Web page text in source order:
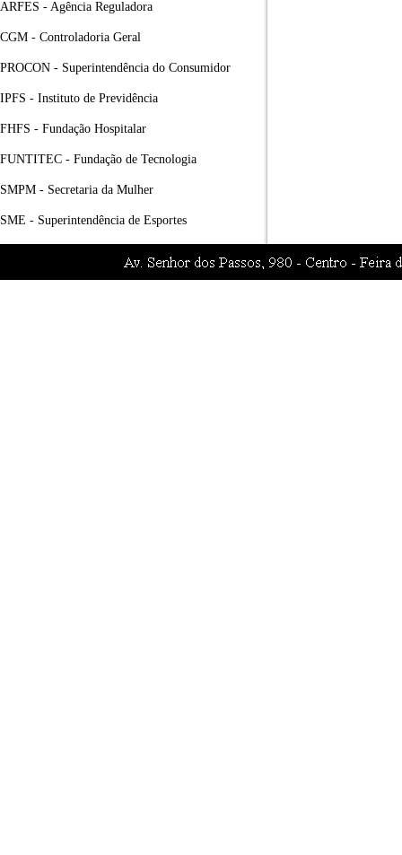
ARFES - Agência Reguladora
CGM - Controladoria Geral
PROCON - Superintendência do Consumidor
IPFS - Instituto de Previdência
FHFS - Fundação Hospitalar
FUNTITEC - Fundação de Tecnologia
SMPM - Secretaria da Mulher
SME - Superintendência de Esportes